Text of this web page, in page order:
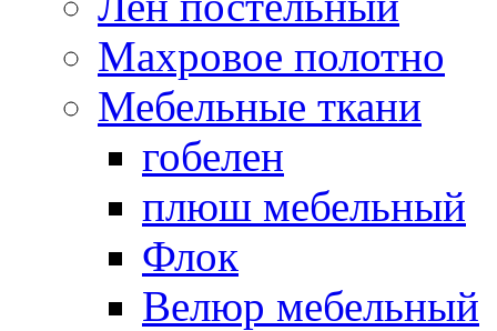
Махровое полотно
Мебельные ткани
гобелен
плюш мебельный
Флок
Велюр мебельный